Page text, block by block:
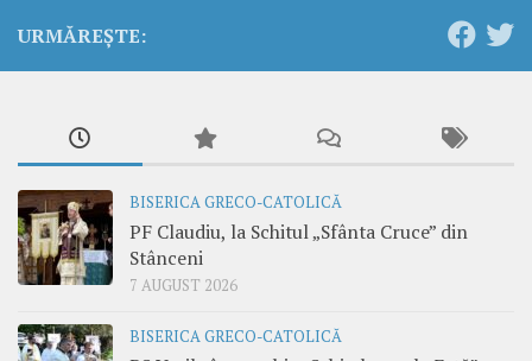
URMĂREȘTE:
BISERICA GRECO-CATOLICĂ
PF Claudiu, la Schitul „Sfânta Cruce” din
Stânceni
7 AUGUST 2026
BISERICA GRECO-CATOLICĂ